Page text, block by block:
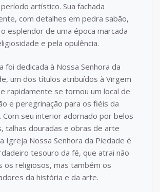
artístico. Sua fachada
com detalhes em pedra sabão,
esplendor de uma época marcada
e pela opulência.
foi dedicada à Nossa Senhora da
um dos títulos atribuídos à Virgem
rapidamente se tornou um local de
e peregrinação para os fiéis da
Com seu interior adornado por belos
talhas douradas e obras de arte
Igreja Nossa Senhora da Piedade é
tesouro da fé, que atrai não
os religiosos, mas também os
da história e da arte.